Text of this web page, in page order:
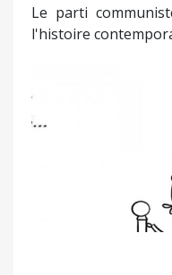
Le parti
l'histoire